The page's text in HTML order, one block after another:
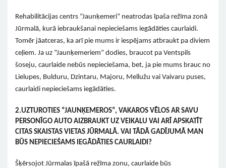
Rehabilitācijas centrs “Jaunķemeri” neatrodas īpaša režīma zonā
Jūrmalā, kurā iebraukšanai nepieciešams iegādāties caurlaidi.
Tomēr jāatceras, ka arī pie mums ir iespējams atbraukt pa diviem
ceļiem. Ja uz “Jaunķemeriem” dodies, braucot pa Ventspils
šoseju, caurlaide nebūs nepieciešama, bet, ja pie mums brauc no
Lielupes, Bulduru, Dzintaru, Majoru, Mellužu vai Vaivaru puses,
caurlaidi nepieciešams iegādāties.
2.UZTUROTIES “JAUNĶEMEROS”, VAKAROS VĒLOS AR SAVU
PERSONĪGO AUTO AIZBRAUKT UZ VEIKALU VAI ARĪ APSKATĪT
CITAS SKAISTAS VIETAS JŪRMALĀ. VAI TĀDĀ GADĪJUMĀ MAN
BŪS NEPIECIEŠAMS IEGĀDĀTIES CAURLAIDI?
Šķērsojot Jūrmalas īpašā režīma zonu, caurlaide būs